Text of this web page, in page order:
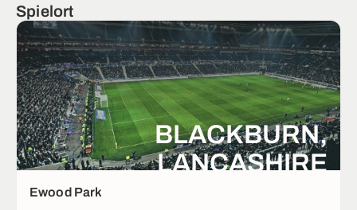
Spielort
BLACKBURN,
LANCASHIRE
Ewood Park